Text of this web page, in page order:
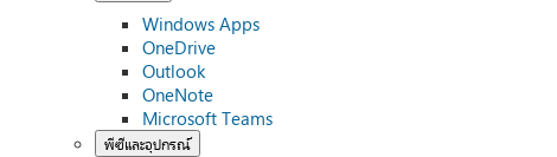
Windows Apps
OneDrive
Outlook
OneNote
Microsoft Teams
พีซีและอุปกรณ์